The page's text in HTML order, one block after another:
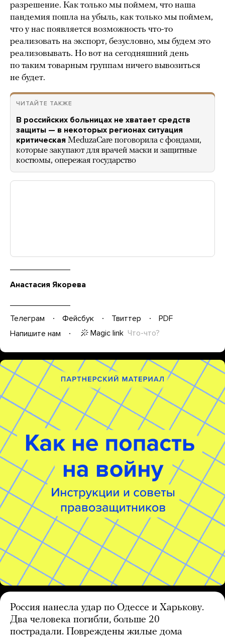
разрешение. Как только мы поймем, что наша
пандемия пошла на убыль, как только мы поймем,
что у нас появляется возможность что-то
реализовать на экспорт, безусловно, мы будем это
реализовывать. Но вот на сегодняшний день
по таким товарным группам ничего вывозиться
не будет.
ЧИТАЙТЕ ТАКЖЕ
В российских больницах не хватает средств
защиты — в некоторых регионах ситуация
критическая MeduzaCare поговорила с фондами,
которые закупают для врачей маски и защитные
костюмы, опережая государство
Анастасия Якорева
Телеграм Фейсбук Твиттер
PDF
Напишите нам
Magic link Что-что?
Россия нанесла удар по Одессе и Харькову.
Два человека погибли, больше 20
пострадали. Повреждены жилые дома